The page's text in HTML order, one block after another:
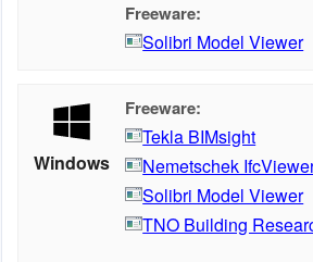
Freeware:
Solibri Model Viewer
Windows
Freeware:
Tekla BIMsight
Nemetschek
Solibri Model Viewer
TNO Building